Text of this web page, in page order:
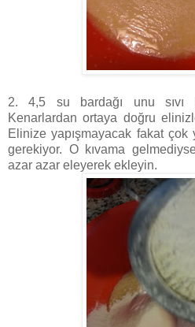
2. 4,5 su bardağı unu sıvı
Kenarlardan ortaya doğru
Elinize yapışmayacak fakat çok
gerekiyor. O kıvama
azar azar eleyerek ekleyin.